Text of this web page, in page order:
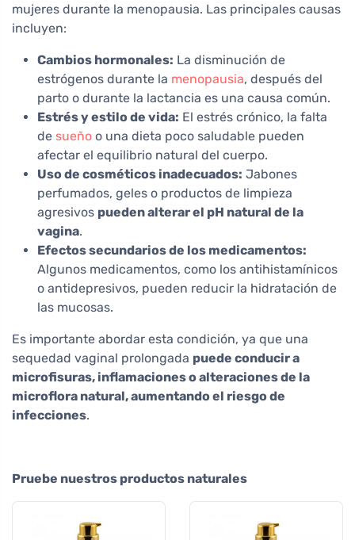
mujeres durante la menopausia. Las principales causas
incluyen:
Cambios hormonales: La disminución de
estrógenos durante la menopausia, después del
parto o durante la lactancia es una causa común.
Estrés y estilo de vida: El estrés crónico, la falta
de sueño o una dieta poco saludable pueden
afectar el equilibrio natural del cuerpo.
Uso de cosméticos inadecuados: Jabones
perfumados, geles o productos de limpieza
agresivos pueden alterar el pH natural de la
vagina.
Efectos secundarios de los medicamentos:
Algunos medicamentos, como los antihistamínicos
o antidepresivos, pueden reducir la hidratación de
las mucosas.
Es importante abordar esta condición, ya que una
sequedad vaginal prolongada puede conducir a
microfisuras, inflamaciones o alteraciones de la
microflora natural, aumentando el riesgo de
infecciones.
Pruebe nuestros productos naturales